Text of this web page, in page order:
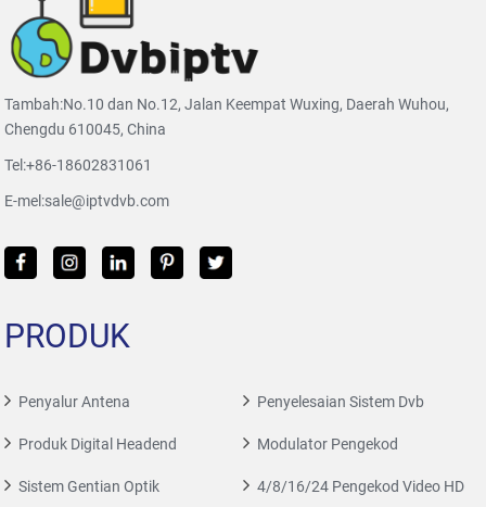
Tambah:No.10 dan No.12, Jalan Keempat Wuxing, Daerah Wuhou,
Chengdu 610045, China
Tel:+86-18602831061
E-mel:sale@iptvdvb.com
PRODUK
Penyalur Antena Penyelesaian Sistem Dvb
Produk Digital Headend Modulator Pengekod
Sistem Gentian Optik 4/8/16/24 Pengekod Video HD